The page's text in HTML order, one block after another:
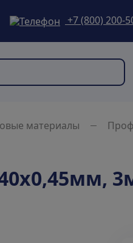
+7 (800) 200-
материалы